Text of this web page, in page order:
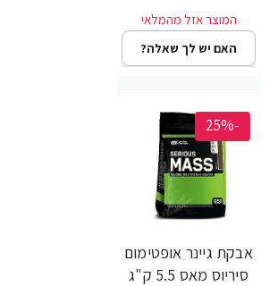
האם יש לך שאלה?
-25%
אבקת גיינר אופטימום
סיריוס מאס 5.5 ק"ג